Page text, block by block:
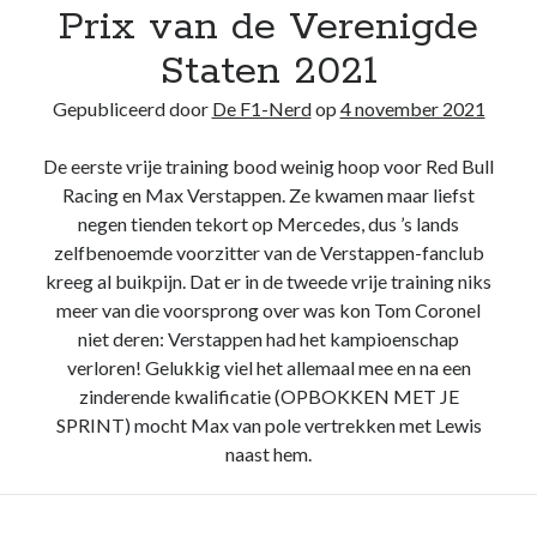
Prix van de Verenigde
Staten 2021
Gepubliceerd door De F1-Nerdop 4 november 2021
De eerste vrije training bood weinig hoop voor Red Bull
Racing en Max Verstappen. Ze kwamen maar liefst
negen tienden tekort op Mercedes, dus ’s lands
zelfbenoemde voorzitter van de Verstappen-fanclub
kreeg al buikpijn. Dat er in de tweede vrije training niks
meer van die voorsprong over was kon Tom Coronel
niet deren: Verstappen had het kampioenschap
verloren! Gelukkig viel het allemaal mee en na een
zinderende kwalificatie (OPBOKKEN MET JE
SPRINT) mocht Max van pole vertrekken met Lewis
naast hem.